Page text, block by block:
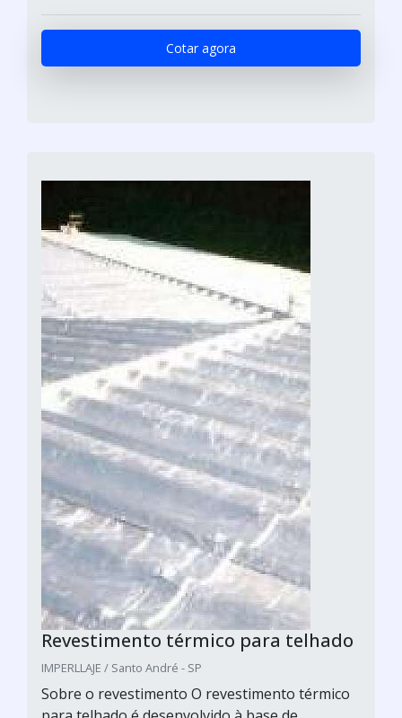
Cotar agora
Revestimento térmico para telhado
IMPERLLAJE / Santo André - SP
Sobre o revestimento O revestimento térmico